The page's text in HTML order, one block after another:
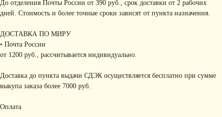
До отделения Почты России от 390 руб., срок доставки от 2 рабочих
дней. Стоимость и более точные сроки зависят от пункта назначения.
ДОСТАВКА ПО МИРУ
• Почта России
от 1200 руб., рассчитывается индивидуально.
Доставка до пункта выдачи СДЭК осуществляется бесплатно при сумме
выкупа заказа более 7000 руб.
Оплата